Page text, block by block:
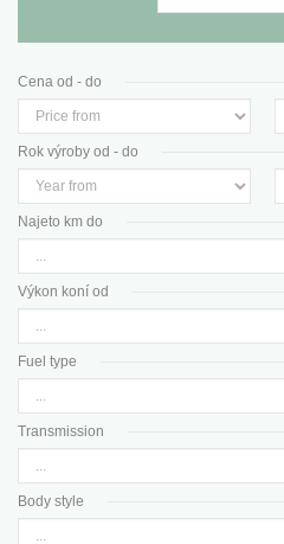
Cena od - do
Rok výroby od - do
Najeto km do
Výkon koní od
Fuel type
Transmission
Body style